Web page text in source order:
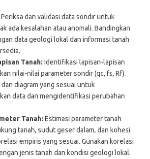
Periksa dan validasi data sondir untuk
ada kesalahan atau anomali. Bandingkan
data geologi lokal dan informasi tanah
Tanah: Identifikasi lapisan-lapisan
nilai-nilai parameter sondir (qc, fs, Rf).
diagram yang sesuai untuk
data dan mengidentifikasi perubahan
Tanah: Estimasi parameter tanah
tanah, sudut geser dalam, dan kohesi
empiris yang sesuai. Gunakan korelasi
jenis tanah dan kondisi geologi lokal.